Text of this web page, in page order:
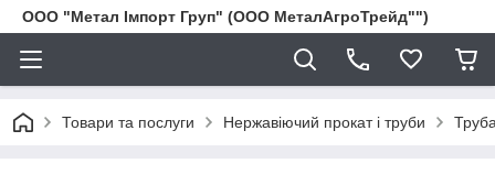
ООО "Метал Імпорт Груп" (ООО МеталАгроТрейд"")
Товари та послуги Нержавіючий прокат і труби